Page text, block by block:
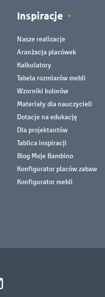
Inspiracje
Nasze realizacje
Aranżacja placówek
Kalkulatory
Tabela rozmiarów mebli
Wzorniki kolorów
Materiały dla nauczycieli
Dotacje na edukację
Dla projektantów
Tablica inspiracji
Blog Moje Bambino
Konfigurator placów zabaw
Konfigurator mebli